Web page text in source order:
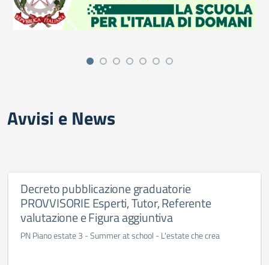
Avvisi e News
Decreto pubblicazione graduatorie
PROVVISORIE Esperti, Tutor, Referente
valutazione e Figura aggiuntiva
PN Piano estate 3 - Summer at school - L'estate che crea